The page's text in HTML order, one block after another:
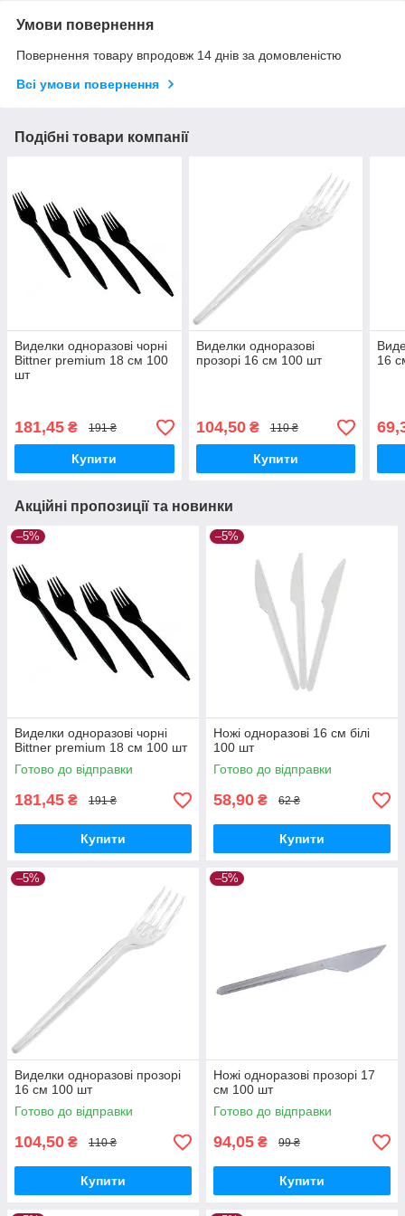
Умови повернення
Повернення товару впродовж 14 днів за домовленістю
Всі умови повернення
Подібні товари компанії
Виделки одноразові чорні
Bittner premium 18 см 100
шт
181,45 ₴ 191 ₴
Купити
Виделки одноразові
прозорі 16 см 100 шт
104,50₴ 110 ₴
Купити
16
Акційні пропозиції та новинки
–5%
Виделки одноразові чорні
Bittner premium 18 см 100 шт
Готово до відправки
181,45 ₴ 191 ₴
Купити
–5%
Ножі одноразові 16 см білі
100 шт
Готово до відправки
58,90 ₴ 62 ₴
Купити
–5%
Виделки одноразові прозорі
16 см 100 шт
Готово до відправки
104,50 ₴ 110 ₴
Купити
–5%
Ножі одноразові прозорі 17
см 100 шт
Готово до відправки
94,05 ₴ 99 ₴
Купити